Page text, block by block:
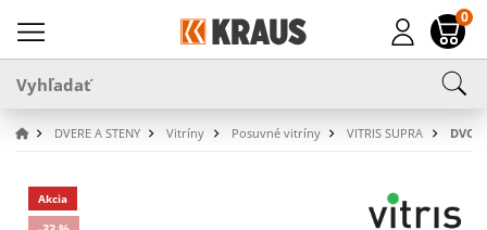
0
DVERE A STENY Vitríny Posuvné vitríny VITRIS SUPRA
Akcia